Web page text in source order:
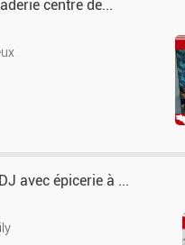
centre de...
avec épicerie à ...